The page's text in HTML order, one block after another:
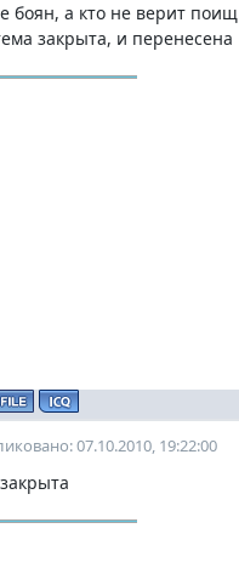
боян, а кто не верит
закрыта, и перенесена
07.10.2010, 19:22:00